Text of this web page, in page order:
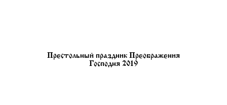
Престольный праздник Преображения
Господня 2019